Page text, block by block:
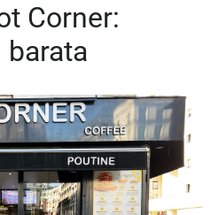
Corner:
barata